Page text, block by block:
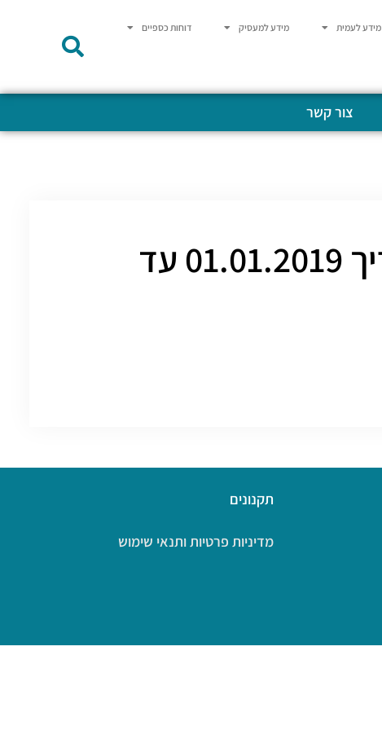
מידע לעמית מידע למעסיק דוחות כספיים
צור קשר
אסיפות כלליות קרן השתלמות לרופאים מתאריך 01.01.2019 עד
תקנונים
מדיניות פרטיות ותנאי שימוש